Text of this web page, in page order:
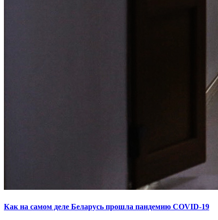
Как на самом деле Беларусь прошла пандемию COVID-19